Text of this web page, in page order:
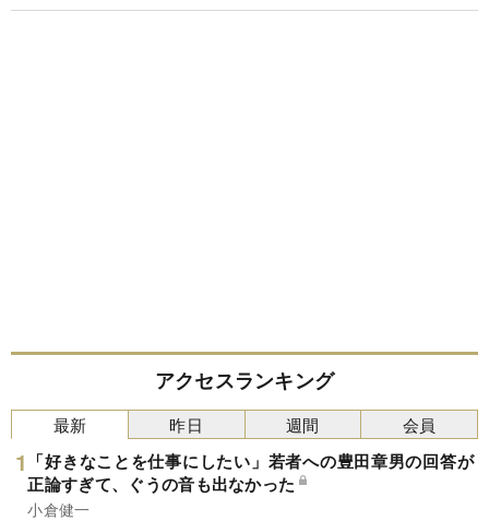
アクセスランキング
最新
「好きなことを仕事にしたい」若者への豊田章男の回答が
正論すぎて、ぐうの音も出なかった
小倉健一
昨日 週間 会員